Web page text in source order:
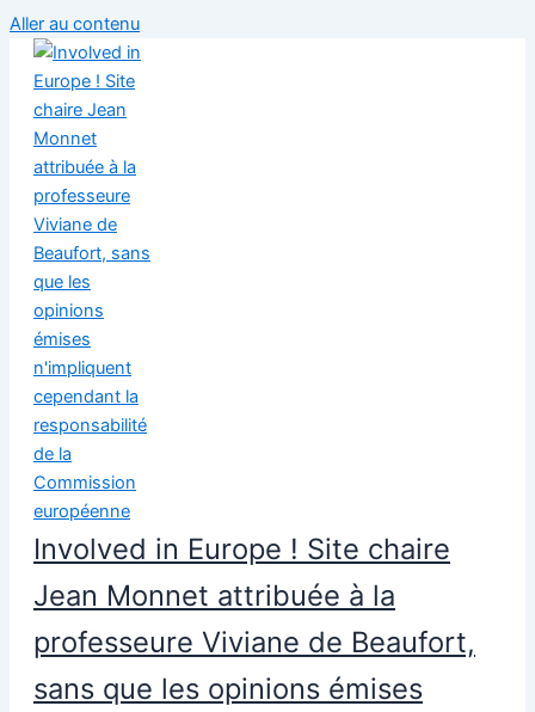
Aller au contenu
Involved in Europe ! Site chaire
Jean Monnet attribuée à la
professeure Viviane de Beaufort,
sans que les opinions émises